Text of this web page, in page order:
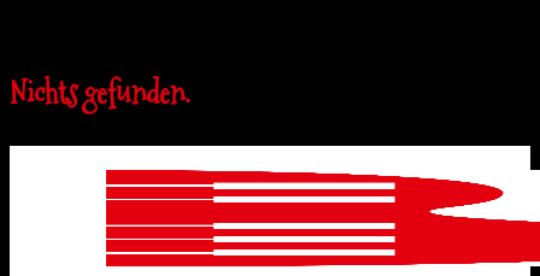
Nichts gefunden.